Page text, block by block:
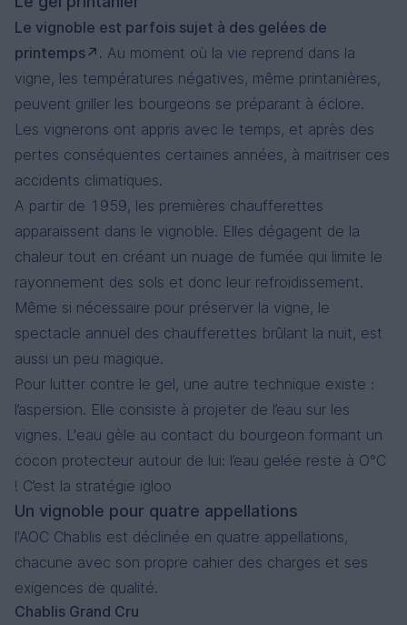
Le vignoble est parfois sujet à des gelées de
printemps
. Au moment où la vie reprend dans la
vigne, les températures négatives, même printanières,
peuvent griller les bourgeons se préparant à éclore.
Les vignerons ont appris avec le temps, et après des
pertes conséquentes certaines années, à maitriser ces
accidents climatiques.
A partir de 1959, les premières chaufferettes
apparaissent dans le vignoble. Elles dégagent de la
chaleur tout en créant un nuage de fumée qui limite le
rayonnement des sols et donc leur refroidissement.
Même si nécessaire pour préserver la vigne, le
spectacle annuel des chaufferettes brûlant la nuit, est
aussi un peu magique.
Pour lutter contre le gel, une autre technique existe :
l’aspersion. Elle consiste à projeter de l’eau sur les
vignes. L'eau gèle au contact du bourgeon formant un
cocon protecteur autour de lui: l’eau gelée reste à O°C
! C’est la stratégie igloo
Un vignoble pour quatre appellations
l'AOC Chablis est déclinée en quatre appellations,
chacune avec son propre cahier des charges et ses
exigences de qualité.
Chablis Grand Cru